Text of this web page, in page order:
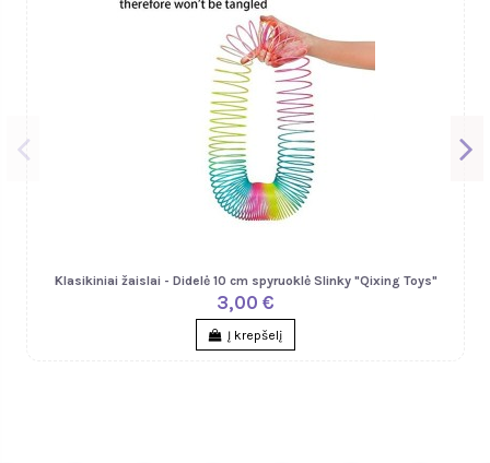
Klasikiniai žaislai - Didelė 10 cm spyruoklė Slinky "Qixing Toys"
3,00 €
Į krepšelį